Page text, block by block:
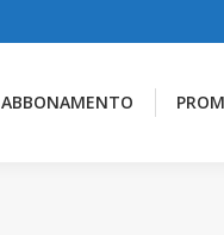
ABBONAMENTO